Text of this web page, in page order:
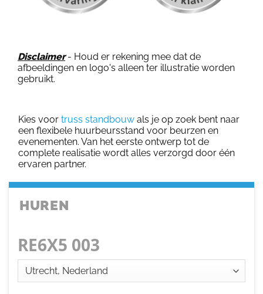
Disclaimer- Houd er rekening mee dat de
afbeeldingen en logo's alleen ter illustratie worden
gebruikt.
Kies voor truss standbouw als je op zoek bent naar
een flexibele huurbeursstand voor beurzen en
evenementen. Van het eerste ontwerp tot de
complete realisatie wordt alles verzorgd door één
ervaren partner.
HUREN
RE6X5 003